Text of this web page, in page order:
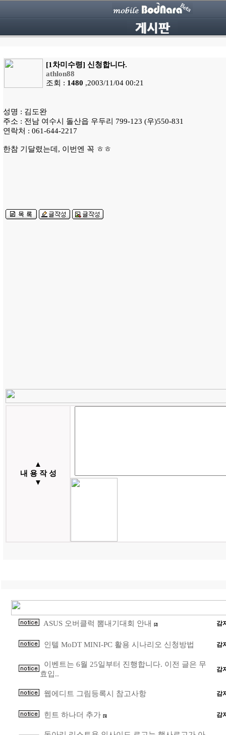
[1차미수령] 신청합니다.
athlon88
조회 : 1480 ,2003/11/04 00:21
성명 : 김도완
주소 : 전남 여수시 돌산읍 우두리 799-123 (우)550-831
연락처 : 061-644-2217
한참 기달렸는데, 이번엔 꼭 ㅎㅎ
▲
내 용 작 성
▼
ASUS 오버클럭 뽐내기대회 안내 [2] 감
인텔 MoDT MINI-PC 활용 시나리오 신청방법 감
이벤트는 6월 25일부터 진행합니다. 이전 글은 무
효입..
감
웹에디트 그림등록시 참고사항 감
힌트 하나더 추가 [5] 감